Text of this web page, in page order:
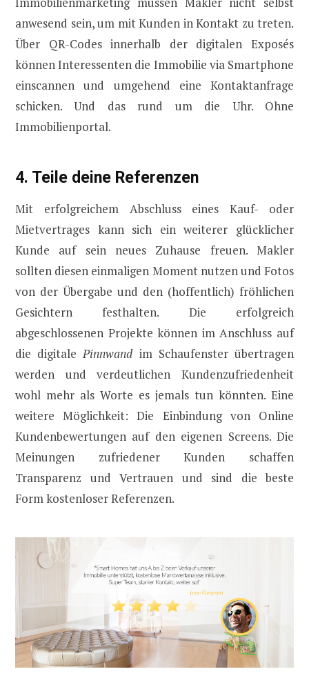
anwesend sein, um mit Kunden in Kontakt zu treten.
Über QR-Codes innerhalb der digitalen Exposés
können Interessenten die Immobilie via Smartphone
einscannen und umgehend eine Kontaktanfrage
schicken. Und das rund um die Uhr. Ohne
Immobilienportal.
4. Teile deine Referenzen
Mit erfolgreichem Abschluss eines Kauf- oder
Mietvertrages kann sich ein weiterer glücklicher
Kunde auf sein neues Zuhause freuen. Makler
sollten diesen einmaligen Moment nutzen und Fotos
von der Übergabe und den (hoffentlich) fröhlichen
Gesichtern festhalten. Die erfolgreich
abgeschlossenen Projekte können im Anschluss auf
die digitalePinnwandim Schaufenster übertragen
werden und verdeutlichen Kundenzufriedenheit
wohl mehr als Worte es jemals tun könnten. Eine
weitere Möglichkeit: Die Einbindung von Online
Kundenbewertungen auf den eigenen Screens. Die
Meinungen zufriedener Kunden schaffen
Transparenz und Vertrauen und sind die beste
Form kostenloser Referenzen.